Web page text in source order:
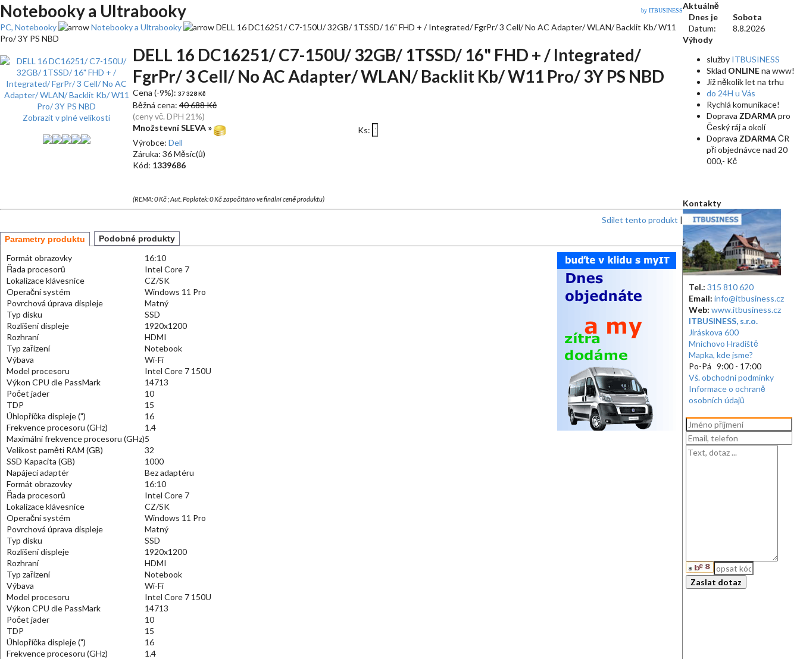
Notebooky a Ultrabooky by ITBUSINESS
PC, Notebooky Notebooky a Ultrabooky
DELL 16 DC16251/ C7-150U/ 32GB/ 1TSSD/ 16" FHD + / Integrated/ FgrPr/ 3 Cell/ No AC Adapter/ WLAN/ Backlit Kb/ W11
Pro/ 3Y PS NBD
Zobrazit v plné velikosti
DELL 16 DC16251/ C7-150U/ 32GB/ 1TSSD/ 16" FHD + / Integrated/
FgrPr/ 3 Cell/ No AC Adapter/ WLAN/ Backlit Kb/ W11 Pro/ 3Y PS NBD
Cena (-9%): 37 328 Kč
Běžná cena: 40 688 Kč
(ceny vč. DPH 21%)
Množstevní SLEVA »
Ks:
Výrobce: Dell
Záruka: 36 Měsíc(ů)
Kód: 1339686
(REMA: 0 Kč ; Aut. Poplatek: 0 Kč započítáno ve finální ceně produktu)
Sdílet tento produkt |
Parametry produktu Podobné produkty
Formát obrazovky
16:10
Řada procesorů
Intel Core 7
Lokalizace klávesnice
CZ/SK
Operační systém
Windows 11 Pro
Povrchová úprava displeje
Matný
Typ disku
SSD
Rozlišení displeje
1920x1200
Rozhraní
HDMI
Typ zařízení
Notebook
Výbava
Wi-Fi
Model procesoru
Intel Core 7 150U
Výkon CPU dle PassMark
14713
Počet jader
10
TDP
15
Úhlopříčka displeje (")
16
Frekvence procesoru (GHz)
1.4
Maximální frekvence procesoru (GHz)5
Velikost paměti RAM (GB)
32
SSD Kapacita (GB)
1000
Napájecí adaptér
Bez adaptéru
Formát obrazovky
16:10
Řada procesorů
Intel Core 7
Lokalizace klávesnice
CZ/SK
Operační systém
Windows 11 Pro
Povrchová úprava displeje
Matný
Typ disku
SSD
Rozlišení displeje
1920x1200
Rozhraní
HDMI
Typ zařízení
Notebook
Výbava
Wi-Fi
Model procesoru
Intel Core 7 150U
Výkon CPU dle PassMark
14713
Počet jader
10
TDP
15
Úhlopříčka displeje (")
16
Frekvence procesoru (GHz)
1.4
Aktuálně
Dnes je
Sobota
Datum:
8.8.2026
Výhody
služby ITBUSINESS
Sklad ONLINEna www!
Již několik let na trhu
do 24H u Vás
Rychlá komunikace!
Doprava ZDARMApro
Český ráj a okolí
Doprava ZDARMAČR
při objednávce nad 20
000,- Kč
Kontakty
Tel.: 315 810 620
Email: info@itbusiness.cz
Web: www.itbusiness.cz
ITBUSINESS, s.r.o.
Jiráskova 600
Mnichovo Hradiště
Mapka, kde jsme?
Po-Pá 9:00 - 17:00
Vš. obchodní podmínky
Informace o ochraně
osobních údajů